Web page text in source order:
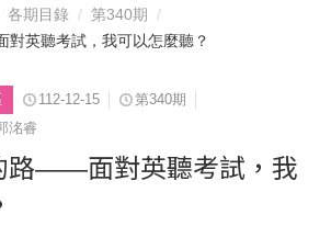
各期目錄
第340期
英聽考試，我可以怎麼聽？
112-12-15
第340期
洺睿
路——面對英聽考試，我